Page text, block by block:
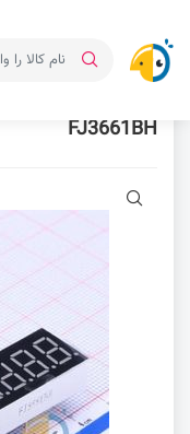
FJ3661BH